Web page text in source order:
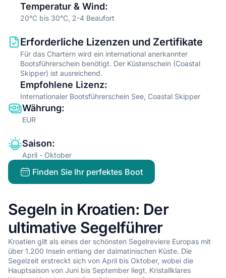
Temperatur & Wind:
20°C bis 30°C, 2-4 Beaufort
Information type
Erforderliche Lizenzen und Zertifikate
Description
Für das Chartern wird ein international anerkannter
Bootsführerschein benötigt. Der Küstenschein (Coastal
Skipper) ist ausreichend.
Empfohlene Lizenz:
Internationaler Bootsführerschein See, Coastal Skipper
Währung:
EUR
Saison:
April - Oktober
Finden Sie Ihr perfektes Boot
Segeln in Kroatien: Der
ultimative Segelführer
Kroatien gilt als eines der schönsten Segelreviere Europas mit
über 1.200 Inseln entlang der dalmatinischen Küste. Die
Segelzeit erstreckt sich von April bis Oktober, wobei die
Hauptsaison von Juni bis September liegt. Kristallklares